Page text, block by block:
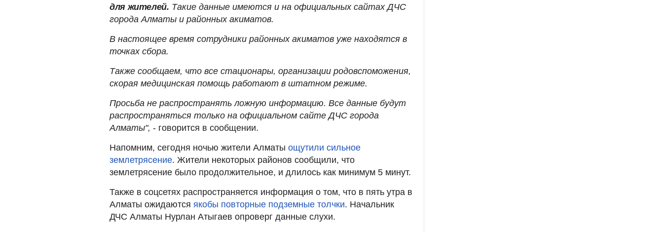
для жителей. Такие данные имеются и на официальных сайтах ДЧС
города Алматы и районных акиматов.
В настоящее время сотрудники районных акиматов уже находятся в
точках сбора.
Также сообщаем, что все стационары, организации родовспоможения,
скорая медицинская помощь работают в штатном режиме.
Просьба не распространять ложную информацию. Все данные будут
распространяться только на официальном сайте ДЧС города
Алматы", - говорится в сообщении.
Напомним, сегодня ночью жители Алматы ощутили сильное
землетрясение. Жители некоторых районов сообщили, что
землетрясение было продолжительное, и длилось как минимум 5 минут.
Также в соцсетях распространяется информация о том, что в пять утра в
Алматы ожидаются якобы повторные подземные толчки. Начальник
ДЧС Алматы Нурлан Атыгаев опроверг данные слухи.